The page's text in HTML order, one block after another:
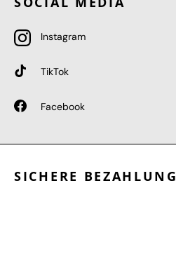
Instagram
TikTok
Facebook
SICHERE BEZAHLUNG